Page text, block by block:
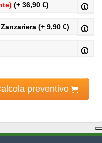
(+ 36,90 €)
(+ 9,90 €)
preventivo